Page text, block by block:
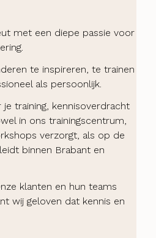
met een diepe passie voor
te inspireren, te trainen
als persoonlijk.
training, kennisoverdracht
in ons trainingscentrum,
verzorgt, als op de
binnen Brabant en
klanten en hun teams
wij geloven dat kennis en